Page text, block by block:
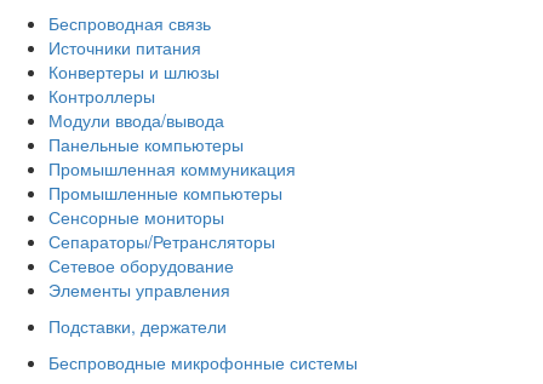
Беспроводная связь
Источники питания
Конвертеры и шлюзы
Контроллеры
Модули ввода/вывода
Панельные компьютеры
Промышленная коммуникация
Промышленные компьютеры
Сенсорные мониторы
Сепараторы/Ретрансляторы
Сетевое оборудование
Элементы управления
Подставки, держатели
Беспроводные микрофонные системы